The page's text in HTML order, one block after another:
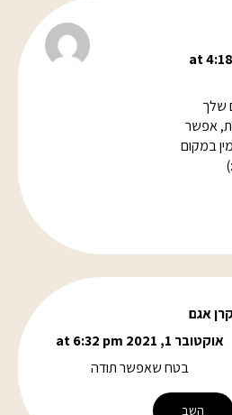
אוקטובר 1, 2021 at 4:18
שלך
אפשר
במקום
קרן אגם
אוקטובר 1, 2021 at 6:32 pm
בטח שאפשר תודה
השב